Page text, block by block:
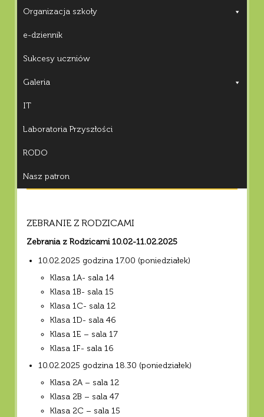
Organizacja szkoły
e-dziennik
Sukcesy uczniów
Galeria
IT
Laboratoria Przyszłości
RODO
Nasz patron
ZEBRANIE Z RODZICAMI
Zebrania z Rodzicami 10.02-11.02.2025
10.02.2025 godzina 17.00 (poniedziałek)
Klasa 1A- sala 14
Klasa 1B- sala 15
Klasa 1C- sala 12
Klasa 1D- sala 46
Klasa 1E – sala 17
Klasa 1F- sala 16
10.02.2025 godzina 18.30 (poniedziałek)
Klasa 2A – sala 12
Klasa 2B – sala 47
Klasa 2C – sala 15